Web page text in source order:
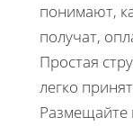
понимают,
получат,
Простая
легко
Размещайте